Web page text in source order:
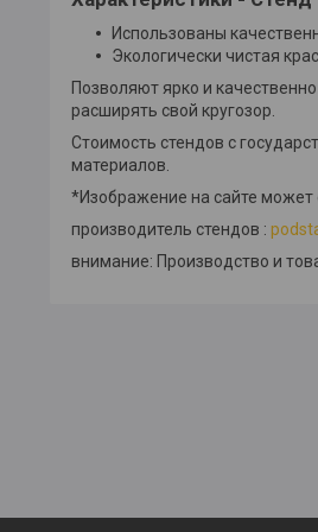
Использованы
Экологически чистая
Позволяют ярко и
расширять свой кругозор.
Стоимость стендов с
материалов.
*Изображение на сайте может
производитель стендов :
внимание: Производство и